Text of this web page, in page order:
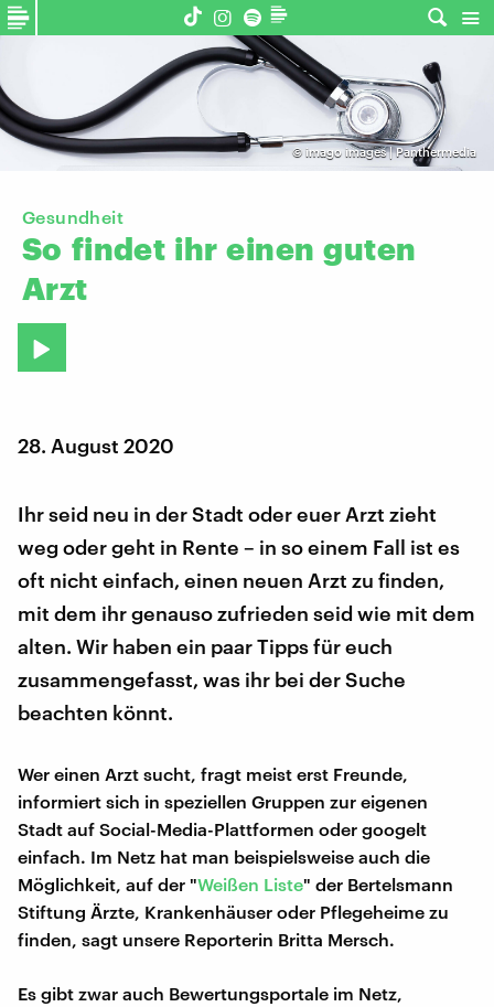
© imago images | Panthermedia
Gesundheit
So findet ihr einen guten
Arzt
28. August 2020
Ihr seid neu in der Stadt oder euer Arzt zieht
weg oder geht in Rente – in so einem Fall ist es
oft nicht einfach, einen neuen Arzt zu finden,
mit dem ihr genauso zufrieden seid wie mit dem
alten. Wir haben ein paar Tipps für euch
zusammengefasst, was ihr bei der Suche
beachten könnt.
Wer einen Arzt sucht, fragt meist erst Freunde,
informiert sich in speziellen Gruppen zur eigenen
Stadt auf Social-Media-Plattformen oder googelt
einfach. Im Netz hat man beispielsweise auch die
Möglichkeit, auf der "Weißen Liste" der Bertelsmann
Stiftung Ärzte, Krankenhäuser oder Pflegeheime zu
finden, sagt unsere Reporterin Britta Mersch.
Es gibt zwar auch Bewertungsportale im Netz,